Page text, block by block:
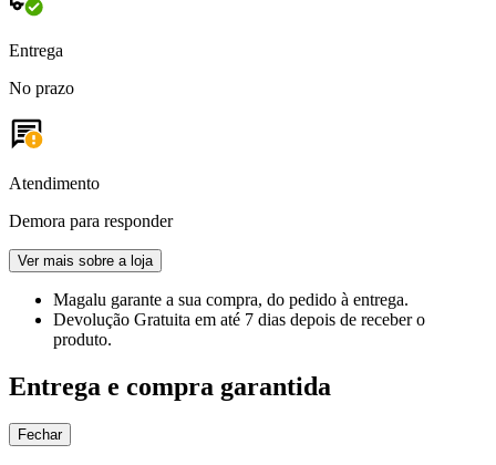
Entrega
No prazo
Atendimento
Demora para responder
Ver mais sobre a loja
Magalu garante a sua compra, do pedido à entrega.
Devolução Gratuita em até 7 dias depois de receber o
produto.
Entrega e compra garantida
Fechar